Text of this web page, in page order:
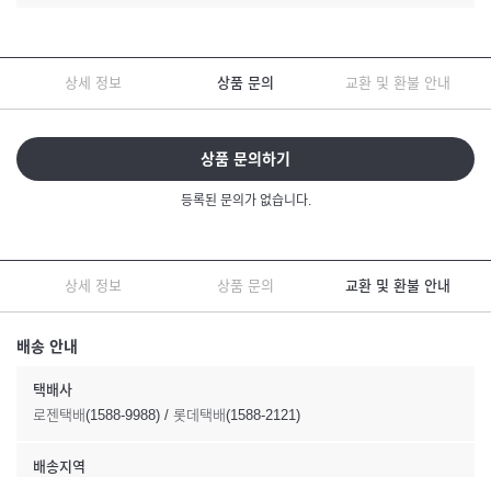
상세 정보 상품 문의 교환 및 환불 안내
상품 문의하기
등록된 문의가 없습니다.
상세 정보 상품 문의 교환 및 환불 안내
배송 안내
택배사
로젠택배(1588-9988) / 롯데택배(1588-2121)
배송지역